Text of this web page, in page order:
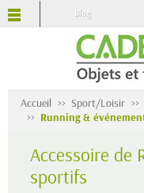
Blog
Accueil Sport/Loisir
Running &
Accessoire de
sportifs